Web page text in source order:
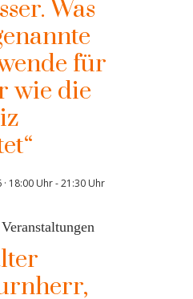
Was
für
wie die
18:00 Uhr-21:30 Uhr